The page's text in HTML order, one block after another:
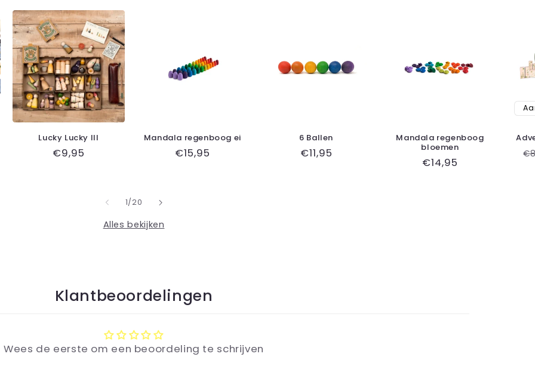
Lucky Lucky III
Normale
€9,95
Mandala regenboog ei
Normale
€15,95
6 Ballen
Normale
€11,95
Mandala regenboog
bloemen
Normale
€14,95
1/ van
20
Alles bekijken
Klantbeoordelingen
Wees de eerste om een beoordeling te schrijven